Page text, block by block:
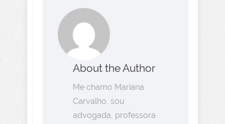
About the Author
Me chamo Mariana
Carvalho, sou
advogada, professora